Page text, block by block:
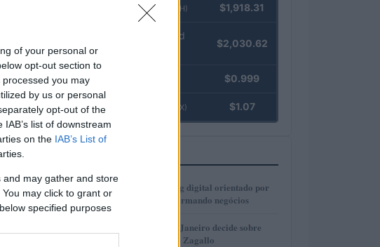
of your personal or
opt-out section to
you may
by us or personal
opt-out of the
list of downstream
on the IAB’s List of
may gather and store
may click to grant or
specified purposes
Ethereum (ETH) $1,918.31
kpk ETH Yield
$2,030.62
$0.999
(USDEX) $1.07
1
Como o marketing digital orientado por
dados está transformando negócios
2
Justiça do Rio de Janeiro decide sobre
divisão de bens de Zagallo